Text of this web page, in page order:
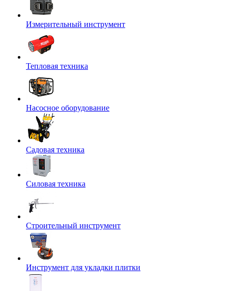
Измерительный инструмент
Тепловая техника
Насосное оборудование
Садовая техника
Силовая техника
Строительный инструмент
Инструмент для укладки плитки